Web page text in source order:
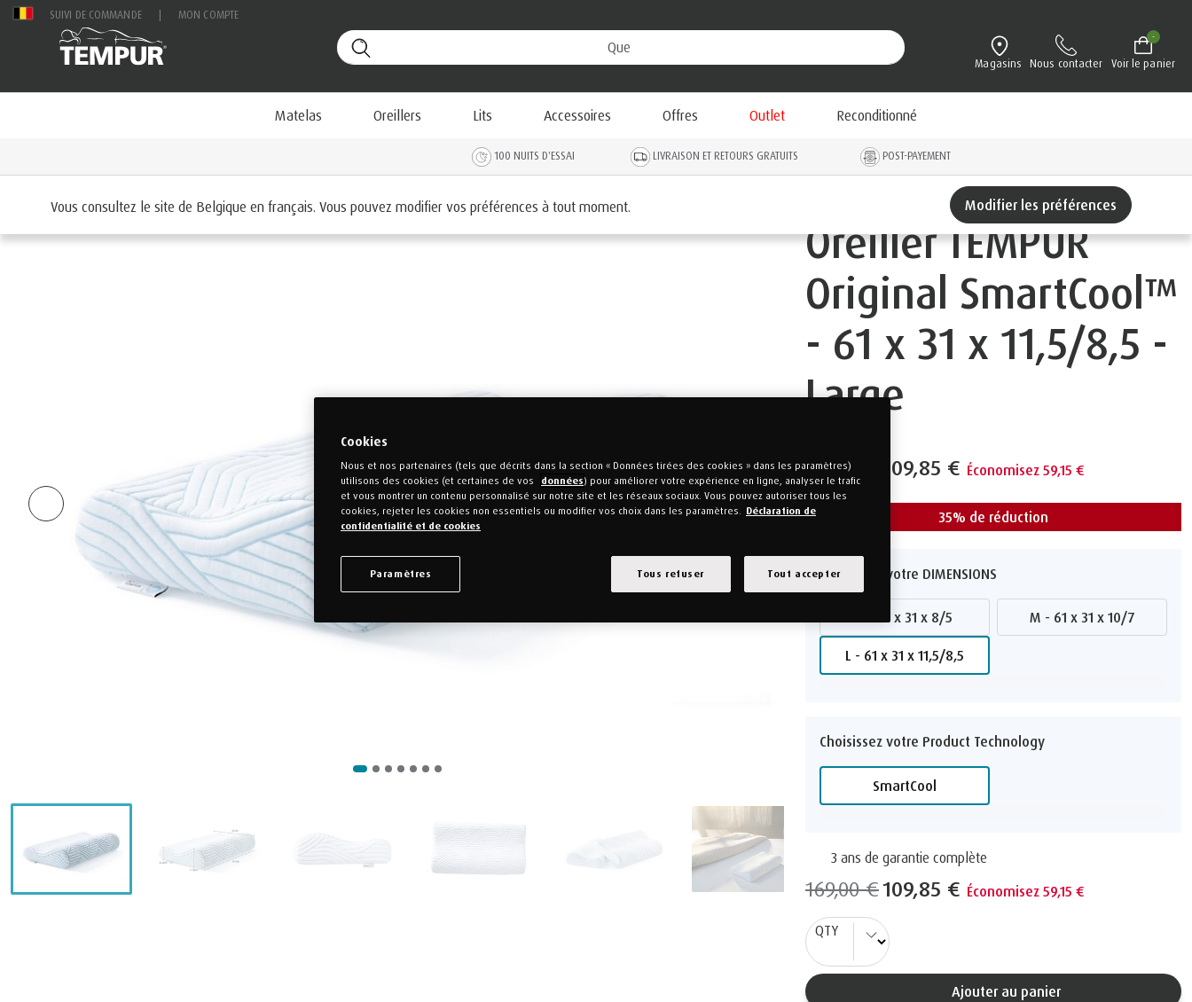
SUIVI DE COMMANDE MON COMPTE
Magasins Nous contacter Voir le panier
-
Matelas Oreillers Lits Accessoires Offres Outlet Reconditionné
100 NUITS D'ESSAI LIVRAISON ET RETOURS GRATUITS POST-PAYEMENT
Vous consultez le site de Belgique en français. Vous pouvez modifier vos préférences à tout moment. Modifier les préférences
Toutes les tailles sont approximatives et peuvent varier légèrement
Oreiller TEMPUR
Original SmartCool™
- 61 x 31 x 11,5/8,5 -
Large
169,00 € 109,85 € Économisez 59,15 €
35% de réduction
Choisissez votre DIMENSIONS
S - 61 x 31 x 8/5 M - 61 x 31 x 10/7
L - 61 x 31 x 11,5/8,5
Choisissez votre Product Technology
SmartCool
3 ans de garantie complète
169,00 €109,85 € Économisez 59,15 €
QTY
Ajouter au panier
Cookies
Nous et nos partenaires (tels que décrits dans la section « Données tirées des cookies » dans les paramètres)
utilisons des cookies (et certaines de vos
données) pour améliorer votre expérience en ligne, analyser le trafic
et vous montrer un contenu personnalisé sur notre site et les réseaux sociaux. Vous pouvez autoriser tous les
cookies, rejeter les cookies non essentiels ou modifier vos choix dans les paramètres. Déclaration de
confidentialité et de cookies
Paramètres Tous refuser Tout accepter